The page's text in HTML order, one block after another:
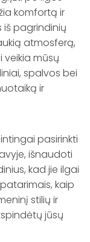
komfortą ir
iš pagrindinių
atmosferą,
veikia mūsų
spalvos bei
ir
pasirinkti
išnaudoti
kad jie ilgai
kaip
stilių ir
jūsų